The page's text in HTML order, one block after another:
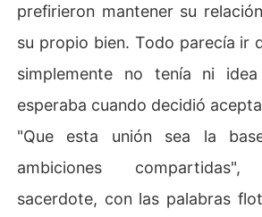
prefirieron mantener su
su propio bien. Todo parecía ir
simplemente no tenía ni
esperaba cuando decidió
"Que esta unión sea la
ambiciones
sacerdote, con las palabras